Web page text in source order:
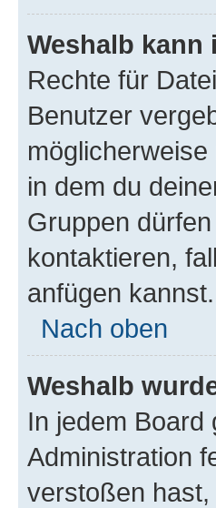
Weshalb kann
Rechte für
Benutzer
in dem du
Gruppen
kontaktieren,
anfügen kannst.
Nach oben
Weshalb
In jedem Board
Administration
verstoßen